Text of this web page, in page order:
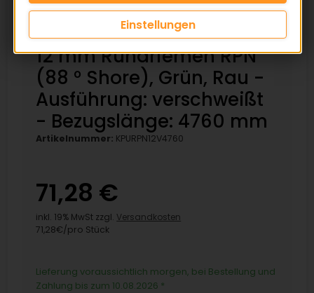
12 mm Rundriemen RPN
(88 ° Shore), Grün, Rau -
Ausführung: verschweißt
- Bezugslänge: 4760 mm
Artikelnummer: KPURPN12V4760
71,28 €
inkl. 19% MwSt zzgl. Versandkosten
71,28€/pro Stück
Lieferung voraussichtlich morgen, bei Bestellung und
Zahlung bis zum 10.08.2026 *
Einstellungen